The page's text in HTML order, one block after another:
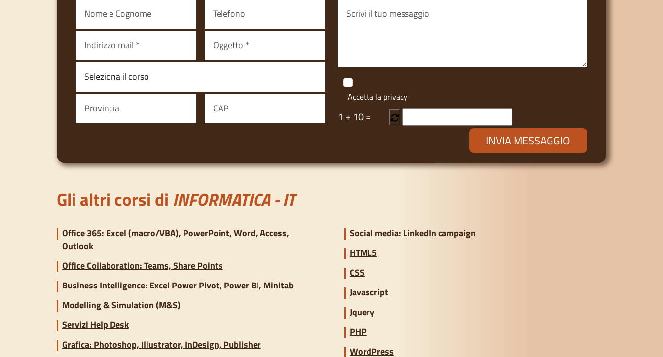
Accetta la privacy
1 + 10=
Gli altri corsi di INFORMATICA - IT
Office 365: Excel (macro/VBA), PowerPoint, Word, Access,
Outlook
Office Collaboration: Teams, Share Points
Business Intelligence: Excel Power Pivot, Power BI, Minitab
Modelling & Simulation (M&S)
Servizi Help Desk
Grafica: Photoshop, Illustrator, InDesign, Publisher
Social media: LinkedIn campaign
HTML5
CSS
Javascript
Jquery
PHP
WordPress